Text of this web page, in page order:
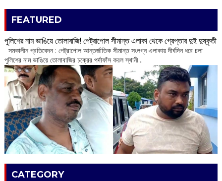
FEATURED
পুলিশের নাম ভাঙিয়ে তোলাবাজি! পেট্রাপোল সীমান্ত এলাকা থেকে গ্রেপ্তার দুই দুষ্কৃতী
সমকালীন প্রতিবেদন : পেট্রাপোল আন্তর্জাতিক সীমান্ত সংলগ্ন এলাকায় দীর্ঘদিন ধরে চলা
পুলিশের নাম ভাঙিয়ে তোলাবাজির চক্রের পর্দাফাঁস করল স্থানী...
CATEGORY